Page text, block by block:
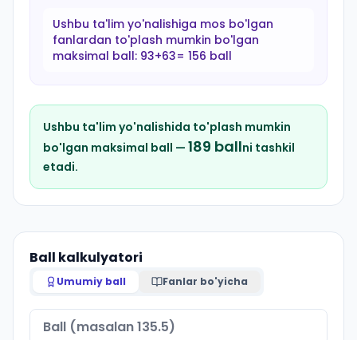
Ushbu ta'lim yo'nalishiga mos bo'lgan
fanlardan to'plash mumkin bo'lgan
maksimal ball: 93+63= 156 ball
Ushbu ta'lim yo'nalishida to'plash mumkin
bo'lgan maksimal ball — 189 ballni tashkil
etadi.
Ball kalkulyatori
Umumiy ball Fanlar bo'yicha